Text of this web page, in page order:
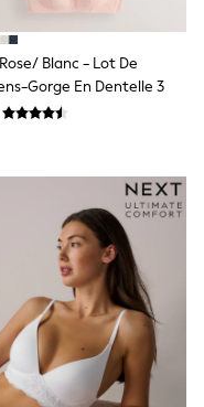
Blanc - Lot De
Gorge En Dentelle 3